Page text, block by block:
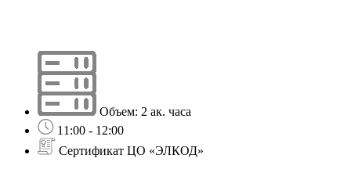
Объем: 2 ак. часа
11:00 - 12:00
Сертификат ЦО «ЭЛКОД»